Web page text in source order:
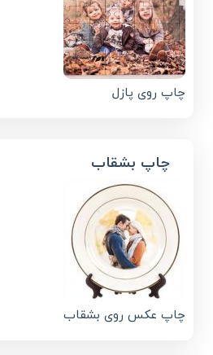
چاپ روی پازل
چاپ بشقاب
چاپ عکس روی بشقاب